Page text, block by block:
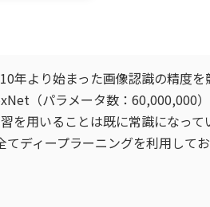
より始まった画像認識の精度を
（パラメータ数：60,000,000）
を用いることは既に常識になっ
ディープラーニングを利用して